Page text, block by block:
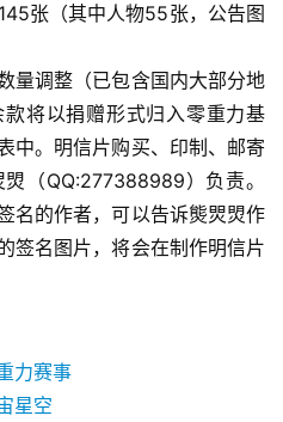
张（其中人物55张，公告图
量调整（已包含国内大部分地
将以捐赠形式归入零重力基
中。明信片购买、印制、邮寄
（QQ:277388989）负责。
名的作者，可以告诉熋焸焽作
签名图片，将会在制作明信片
力赛事
星空